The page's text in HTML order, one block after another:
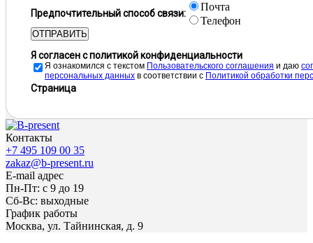
Предпочтительный способ связи:
Почта
Телефон
ОТПРАВИТЬ
Я согласен с политикой конфиденциальности
Я ознакомился с текстом Пользовательского соглашения и даю
персональных данных в соответствии с Политикой обработки
Страница
Контакты
+7 495 109 00 35
zakaz@b-present.ru
E-mail адрес
Пн-Пт: с 9 до 19
Сб-Вс: выходные
График работы
Москва, ул. Тайнинская, д. 9